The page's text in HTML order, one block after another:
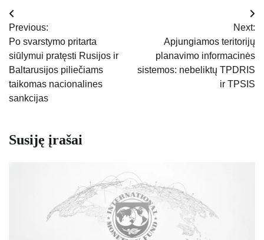
Navigacija
tarp
įrašų
Previous:
Po svarstymo pritarta
siūlymui pratęsti Rusijos ir
Baltarusijos piliečiams
taikomas nacionalines
sankcijas
Next:
Apjungiamos teritorijų
planavimo informacinės
sistemos: nebeliktų TPDRIS
ir TPSIS
Susiję įrašai